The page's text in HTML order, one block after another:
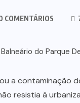
COMENTÁRIOS
a contaminação
resistia à